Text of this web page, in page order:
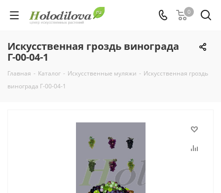
0
Искусственная гроздь винограда
Г-00-04-1
Главная - Каталог - Искусственные муляжи - Искусственная гроздь
винограда Г-00-04-1